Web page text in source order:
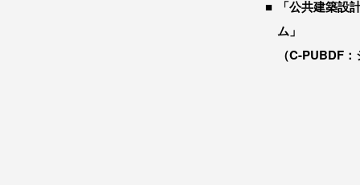
「公共建築設
ム」
（C-PUBDF